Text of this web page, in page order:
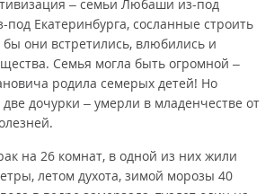
– семьи Любаши из-под
Екатеринбурга, сосланные строить
они встретились, влюбились и
Семья могла быть огромной –
родила семерых детей! Но
дочурки – умерли в младенчестве от
на 26 комнат, в одной из них жили
летом духота, зимой морозы 40